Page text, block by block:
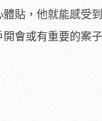
貼，他就能感受
會或有重要的案